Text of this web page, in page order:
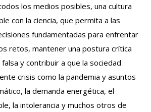
los medios posibles, una cultura
con la ciencia, que permita a las
fundamentadas para enfrentar
retos, mantener una postura crítica
y contribuir a que la sociedad
crisis como la pandemia y asuntos
la demanda energética, el
la intolerancia y muchos otros de